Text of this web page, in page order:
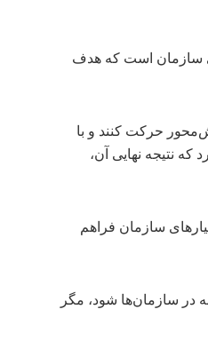
سازمان است که هدف
حرکت کنند و با
نتیجه نهایی آن،
سازمان فراهم
در سازمان‌ها شود، مگر